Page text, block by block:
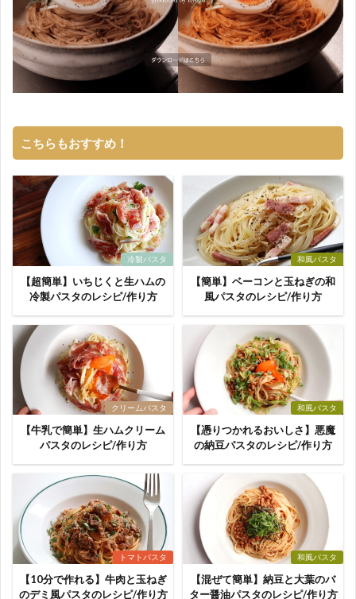
こちらもおすすめ！
冷製パスタ
【超簡単】いちじくと生ハムの
冷製パスタのレシピ/作り方
和風パスタ
【簡単】ベーコンと玉ねぎの和
風パスタのレシピ/作り方
クリームパスタ
【牛乳で簡単】生ハムクリーム
パスタのレシピ/作り方
和風パスタ
【憑りつかれるおいしさ】悪魔
の納豆パスタのレシピ/作り方
トマトパスタ
【10分で作れる】牛肉と玉ねぎ
のデミ風パスタのレシピ/作り方
和風パスタ
【混ぜて簡単】納豆と大葉のバ
ター醤油パスタのレシピ/作り方